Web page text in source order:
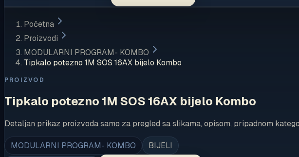
Početna
Proizvodi
MODULARNI PROGRAM- KOMBO
Tipkalo potezno 1M SOS 16AX bijelo Kombo
PROIZVOD
Tipkalo potezno 1M SOS 16AX bijelo Kombo
Detaljan prikaz proizvoda samo za pregled sa slikama, opisom, pripadnom
MODULARNI PROGRAM- KOMBO BIJELI